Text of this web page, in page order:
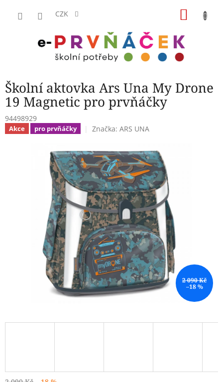
CZK
Školní aktovka Ars Una My Drone
19 Magnetic pro prvňáčky
94498929
Akce pro prvňáčky Značka: ARS UNA
2 090 Kč
–18 %